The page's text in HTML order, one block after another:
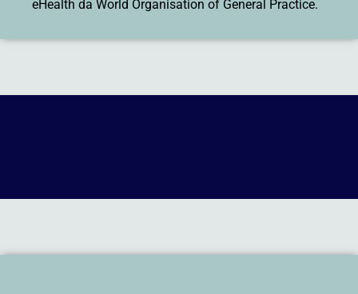
eHealth da World Organisation of General Practice.